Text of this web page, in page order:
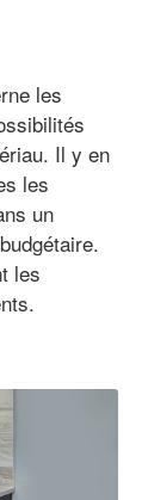
les
Il y en
les
un
les